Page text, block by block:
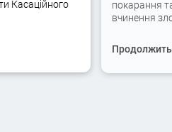
Касаційного
покарання
вчинення